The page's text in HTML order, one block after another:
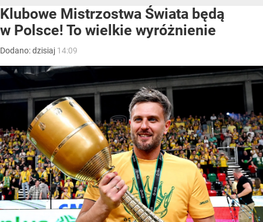
Klubowe Mistrzostwa Świata będą
w Polsce! To wielkie wyróżnienie
Dodano:dzisiaj 14:09